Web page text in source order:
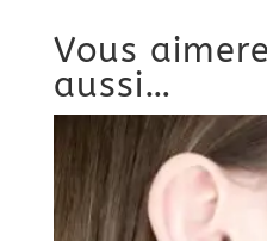
Vous
aussi…